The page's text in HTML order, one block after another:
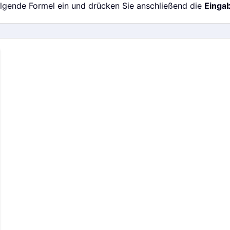
Formel ein und drücken Sie anschließend die